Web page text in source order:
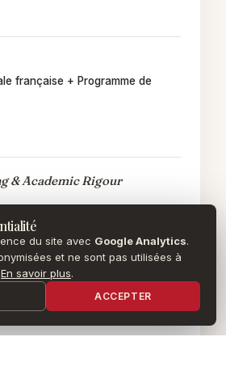
française + Programme de
& Academic Rigour
· Y10
IGCSE PART 1
du site avec Google Analytics.
et ne sont pas utilisées à
En savoir plus.
ACCEPTER